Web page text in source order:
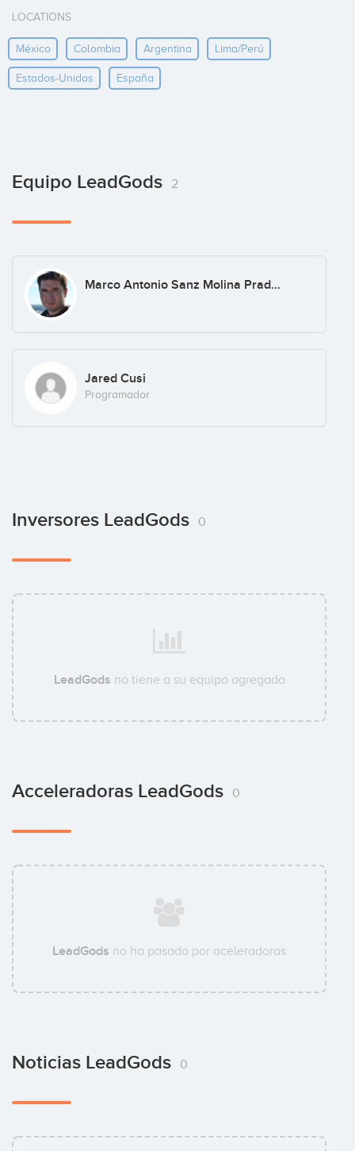
LOCATIONS
México Colombia Argentina Lima/perú
Estados-Unidos España
Equipo LeadGods 2
Marco Antonio Sanz Molina Prados
Jared Cusi
Programador
Inversores LeadGods 0
LeadGods no tiene a su equipo agregado
Acceleradoras LeadGods 0
LeadGods no ha pasado por aceleradoras
Noticias LeadGods 0